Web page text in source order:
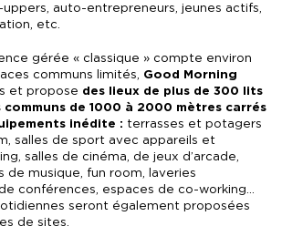
auto-entrepreneurs, jeunes actifs,
etc.
gérée « classique » compte environ
communs limités, Good Morning
et propose des lieux de plus de 300 lits
communs de 1000 à 2000 mètres carrés
inédite : terrasses et potagers
salles de sport avec appareils et
salles de cinéma, de jeux d’arcade,
de musique, fun room, laveries
conférences, espaces de co-working…
seront également proposées
de sites.